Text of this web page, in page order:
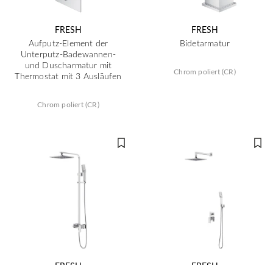
FRESH
Aufputz-Element der
Unterputz-Badewannen-
und Duscharmatur mit
Thermostat mit 3 Ausläufen
Chrom poliert (CR)
FRESH
Bidetarmatur
Chrom poliert (CR)